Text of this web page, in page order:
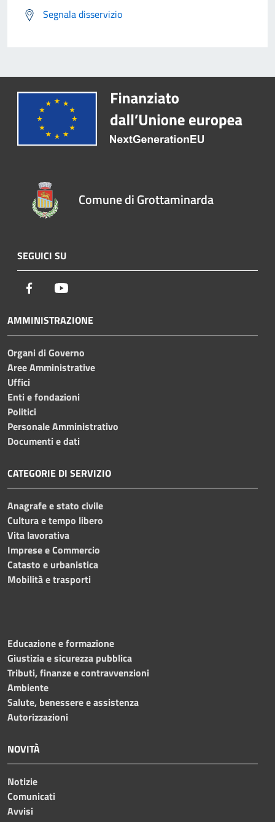
Segnala disservizio
Comune di Grottaminarda
SEGUICI SU
Facebook
AMMINISTRAZIONE
Organi di Governo
Aree Amministrative
Uffici
Enti e fondazioni
Politici
Personale Amministrativo
Documenti e dati
CATEGORIE DI SERVIZIO
Anagrafe e stato civile
Cultura e tempo libero
Vita lavorativa
Imprese e Commercio
Catasto e urbanistica
Mobilità e trasporti
Educazione e formazione
Giustizia e sicurezza pubblica
Tributi, finanze e contravvenzioni
Ambiente
Salute, benessere e assistenza
Autorizzazioni
NOVITÀ
Notizie
Comunicati
Avvisi